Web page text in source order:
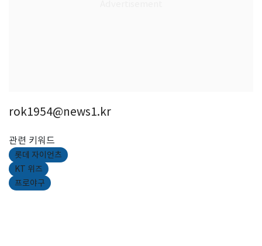
rok1954@news1.kr
관련 키워드
롯데 자이언츠
KT 위즈
프로야구